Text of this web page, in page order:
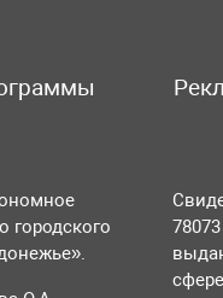
городского